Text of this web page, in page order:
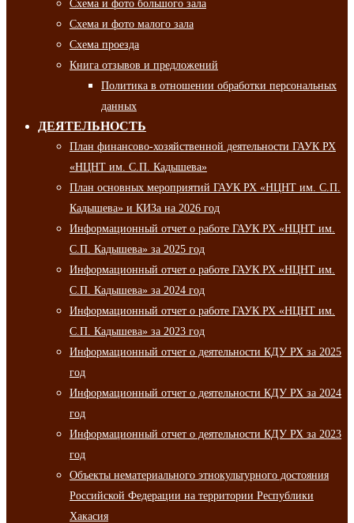
Схема и фото большого зала
Схема и фото малого зала
Схема проезда
Книга отзывов и предложений
Политика в отношении обработки персональных
данных
ДЕЯТЕЛЬНОСТЬ
План финансово-хозяйственной деятельности ГАУК РХ
«НЦНТ им. С.П. Кадышева»
План основных мероприятий ГАУК РХ «НЦНТ им. С.П.
Кадышева» и КИЗа на 2026 год
Информационный отчет о работе ГАУК РХ «НЦНТ им.
С.П. Кадышева» за 2025 год
Информационный отчет о работе ГАУК РХ «НЦНТ им.
С.П. Кадышева» за 2024 год
Информационный отчет о работе ГАУК РХ «НЦНТ им.
С.П. Кадышева» за 2023 год
Информационный отчет о деятельности КДУ РХ за 2025
год
Информационный отчет о деятельности КДУ РХ за 2024
год
Информационный отчет о деятельности КДУ РХ за 2023
год
Объекты нематериального этнокультурного достояния
Российской Федерации на территории Республики
Хакасия